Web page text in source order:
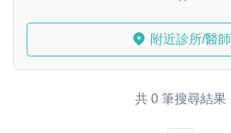
附近診所/醫師
共 0 筆搜尋結果